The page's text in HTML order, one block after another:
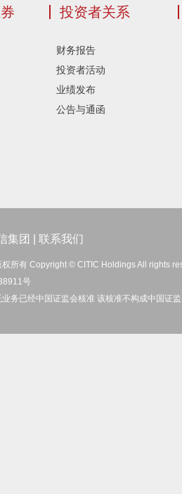
投资者关系
财务报告
投资者活动
业绩发布
公告与通函
集团 联系我们
权所有 Copyright © CITIC Holdings All rights
号
务已经中国证监会核准 该核准不构成中国证